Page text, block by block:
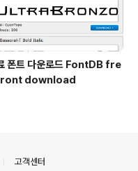
폰트 다운로드 FontDB fre
download
고객센터